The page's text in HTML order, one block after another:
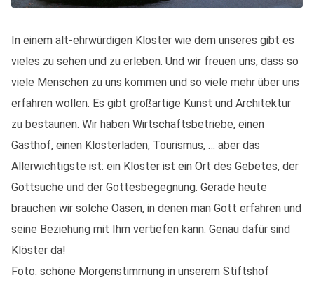
In einem alt-ehrwürdigen Kloster wie dem unseres gibt es
vieles zu sehen und zu erleben. Und wir freuen uns, dass so
viele Menschen zu uns kommen und so viele mehr über uns
erfahren wollen. Es gibt großartige Kunst und Architektur
zu bestaunen. Wir haben Wirtschaftsbetriebe, einen
Gasthof, einen Klosterladen, Tourismus, … aber das
Allerwichtigste ist: ein Kloster ist ein Ort des Gebetes, der
Gottsuche und der Gottesbegegnung. Gerade heute
brauchen wir solche Oasen, in denen man Gott erfahren und
seine Beziehung mit Ihm vertiefen kann. Genau dafür sind
Klöster da!
Foto: schöne Morgenstimmung in unserem Stiftshof